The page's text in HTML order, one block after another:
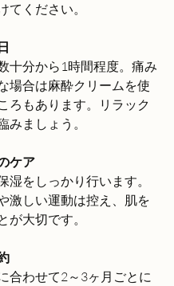
てください。
十分から1時間程度。痛み
場合は麻酔クリームを使
ろもあります。リラック
みましょう。
ケア
湿をしっかり行います。
激しい運動は控え、肌を
が大切です。
合わせて2～3ヶ月ごとに